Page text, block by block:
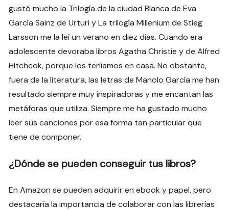
gustó mucho la Trilogía de la ciudad Blanca de Eva
García Sainz de Urturi y La trilogía Millenium de Stieg
Larsson me la leí un verano en diez días. Cuando era
adolescente devoraba libros Agatha Christie y de Alfred
Hitchcok, porque los teníamos en casa. No obstante,
fuera de la literatura, las letras de Manolo García me han
resultado siempre muy inspiradoras y me encantan las
metáforas que utiliza. Siempre me ha gustado mucho
leer sus canciones por esa forma tan particular que
tiene de componer.
¿Dónde se pueden conseguir tus libros?
En Amazon se pueden adquirir en ebook y papel, pero
destacaría la importancia de colaborar con las librerías